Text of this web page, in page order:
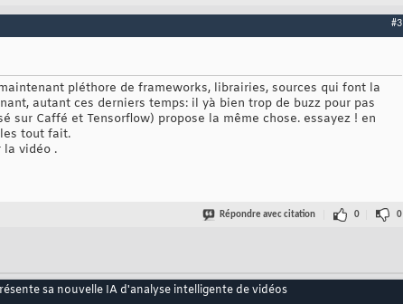
#3
pléthore de frameworks, librairies, sources qui font la
autant ces derniers temps: il yà bien trop de buzz pour pas
sur Caffé et Tensorflow) propose la même chose. essayez ! en
tout fait.
la vidéo .
Répondre avec citation 0 0
sa nouvelle IA d'analyse intelligente de vidéos